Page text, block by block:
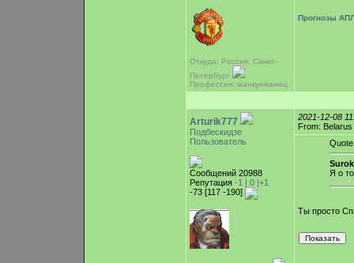
Откуда: Россия, Санкт-
Петербург
Профессия: манкунианец
Прогнозы
Arturik777
Подбескидзе
Пользователь
Сообщений 20988
Репутация -1 | 0 |+1
-73 [117 -190]
2021-12-08
From: Belarus
Quote
Я о
Ты просто